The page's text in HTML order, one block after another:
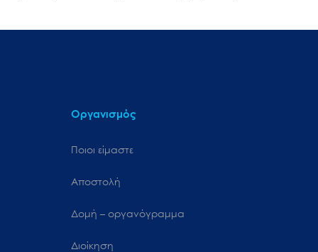
Οργανισμός
Ποιοι είμαστε
Αποστολή
Δομή – οργανόγραμμα
Διοίκηση